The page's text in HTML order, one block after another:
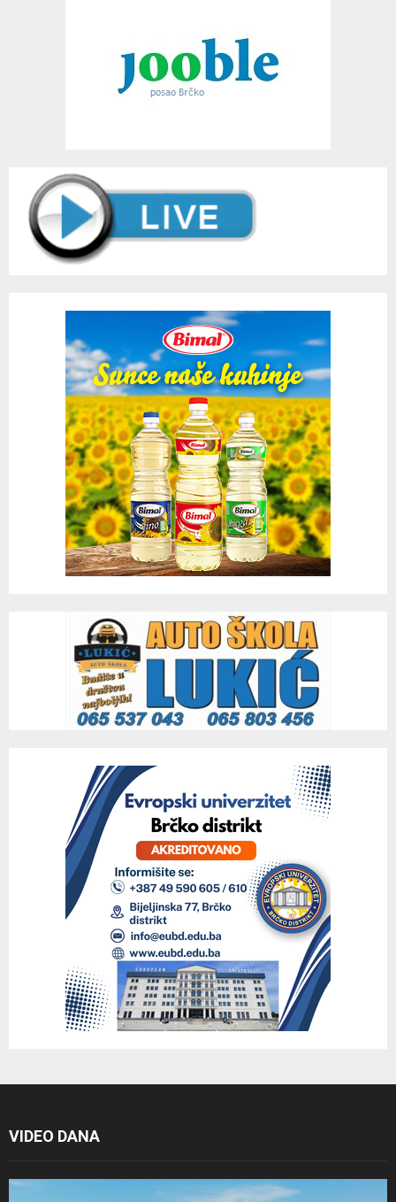
VIDEO DANA